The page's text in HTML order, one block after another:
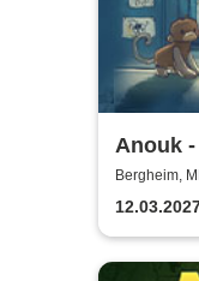
Anouk
Bergheim,